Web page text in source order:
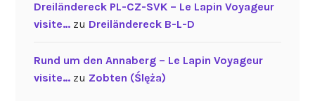
Dreiländereck PL-CZ-SVK – Le Lapin Voyageur
visite…zu Dreiländereck B-L-D
Rund um den Annaberg – Le Lapin Voyageur
visite…zu Zobten (Ślęża)